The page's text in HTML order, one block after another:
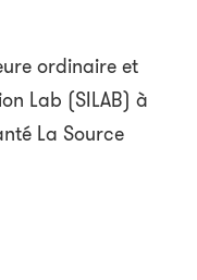
ordinaire et
Lab (SILAB) à
La Source